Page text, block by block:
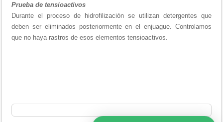
Prueba de tensioactivos
Durante el proceso de hidrofilización se utilizan detergentes que
deben ser eliminados posteriormente en el enjuague. Controlamos
que no haya rastros de esos elementos tensioactivos.